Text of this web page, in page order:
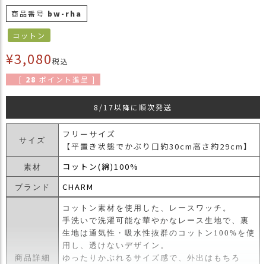
ッ
ピ
ン
グ
お
お
Instagram
Youtube
商品番号 bw-rha
コットン
¥3,080税込
[ 28 ポイント進呈 ]
8/17以降に順次発送
サイズ
フリーサイズ
【平置き状態でかぶり口約30cm高さ約29cm】
素材 コットン(綿)100%
ブランド CHARM
商品詳細
コットン素材を使用した、レースワッチ。
手洗いで洗濯可能な華やかなレース生地で、裏
生地は通気性・吸水性抜群のコットン100%を使
用し、透けないデザイン。
ゆったりかぶれるサイズ感で、外出はもちろ